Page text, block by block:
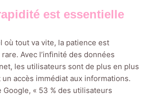
est essentielle
où tout va vite, la patience est
Avec l’infinité des données
les utilisateurs sont de plus en plus
accès immédiat aux informations.
Google, « 53 % des utilisateurs